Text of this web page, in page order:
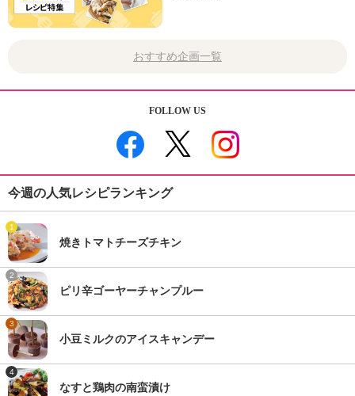
おすすめ企画一覧
FOLLOW US
今週の人気レシピランキング
1
焼きトマトチーズチキン
2
ピリ辛ゴーヤーチャンプルー
3
小豆ミルクのアイスキャンデー
4
なすと鶏肉の南蛮漬け